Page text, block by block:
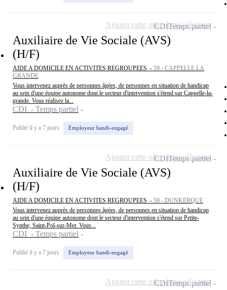
Auxiliaire de Vie Sociale (AVS)
(H/F)
AIDE A DOMICILE EN ACTIVITES REGROUPEES - 59 - CAPPELLE LA
GRANDE
Vous intervenez auprès de personnes âgées, de personnes en situation de handicap
au sein d'une équipe autonome dont le secteur d'intervention s'étend sur Cappelle-la-
grande. Vous réalisez la...
CDI - Temps partiel
Publié il y a 7 jours Employeur handi-engagé
CDITemps partiel
Ajouter cette offre à ma sélection
Auxiliaire de Vie Sociale (AVS)
(H/F)
AIDE A DOMICILE EN ACTIVITES REGROUPEES - 59 - DUNKERQUE
Vous intervenez auprès de personnes âgées, de personnes en situation de handicap
au sein d'une équipe autonome dont le secteur d'intervention s'étend sur Petite-
Synthe, Saint-Pol-sur-Mer. Vous...
CDI - Temps partiel
Publié il y a 7 jours Employeur handi-engagé
CDITemps partiel
Ajouter cette offre à ma sélection
CDITemps partiel
Ajouter cette offre à ma sélection